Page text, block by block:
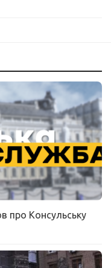
про Консульську